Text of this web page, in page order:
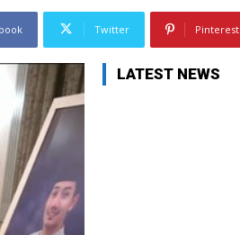
Twitter Pinterest
LATEST NEWS